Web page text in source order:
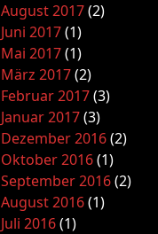
August 2017(2)
Juni 2017(1)
Mai 2017(1)
März 2017(2)
Februar 2017(3)
Januar 2017(3)
Dezember 2016(2)
Oktober 2016(1)
September 2016(2)
August 2016(1)
Juli 2016(1)